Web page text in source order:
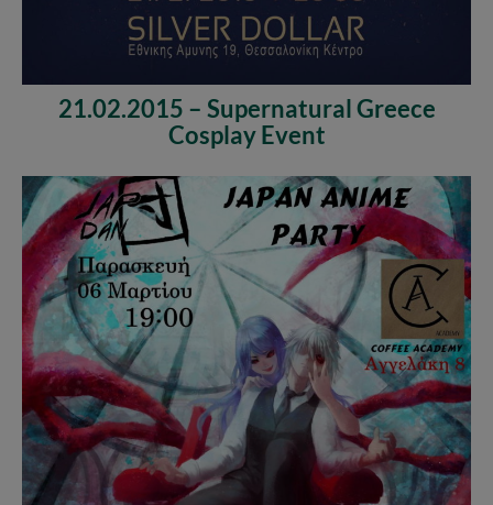
21.02.2015 – Supernatural Greece
Cosplay Event